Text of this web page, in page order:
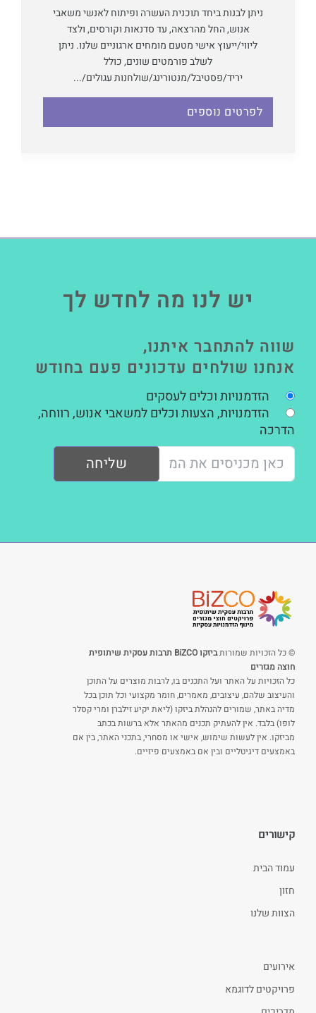
ניתן לבנות ביחד תוכנית העשרה ופיתוח לאנשי משאבי
אנוש, החל מהרצאה, עד סדנאות וקורסים, ולצד
ליווי/ייעוץ אישי מטעם מומחים ארגוניים שלנו. ניתן
לשלב פורמטים שונים, כולל
יריד/פסטיבל/מנטורינג/שולחנות עגולים/...
לפרטים נוספים
יש לנו מה לחדש לך
שווה להתחבר איתנו,
אנחנו שולחים עדכונים פעם בחודש
הזדמנויות וכלים לעסקים
הזדמנויות, הצעות וכלים למשאבי אנוש, רווחה,
הדרכה
שליחה
© כל הזכויות שמורות
ביזקו BiZCO תרבות עסקית שיתופית
חוצה מגזרים
כל הזכויות על האתר ועל התכנים בו, לרבות מוצרים על התוכן
והעיצוב שלהם, עיצובים, מאמרים, חומר מקצועי וכל תוכן בכל
מדיה באתר, שמורים להנהלת ביזקו (ליאת יקיע זילברן ומרי קסלר
לופו) בלבד. אין להעתיק תכנים מהאתר אלא ברשות בכתב
מביזקו. אין לעשות שימוש, אישי או מסחרי, בתכני האתר, בין אם
באמצעים דיגיטליים ובין אם באמצעים פיזיים.
קישורים
עמוד הבית
חזון
הצוות שלנו
אירועים
פרויקטים לדוגמא